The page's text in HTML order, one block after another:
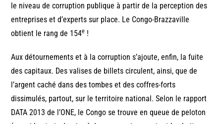
le niveau de corruption publique à partir de la perception des
entreprises et d’experts sur place. Le Congo-Brazzaville
obtient le rang de 154e !
Aux détournements et à la corruption s’ajoute, enfin, la fuite
des capitaux. Des valises de billets circulent, ainsi, que de
l’argent caché dans des tombes et des coffres-forts
dissimulés, partout, sur le territoire national. Selon le rapport
DATA 2013 de l’ONE, le Congo se trouve en queue de peloton